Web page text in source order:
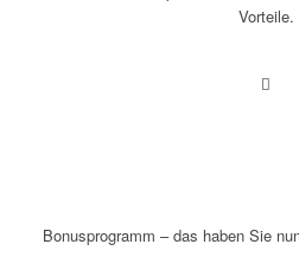
Vorteile.
Bonusprogramm – das haben Sie